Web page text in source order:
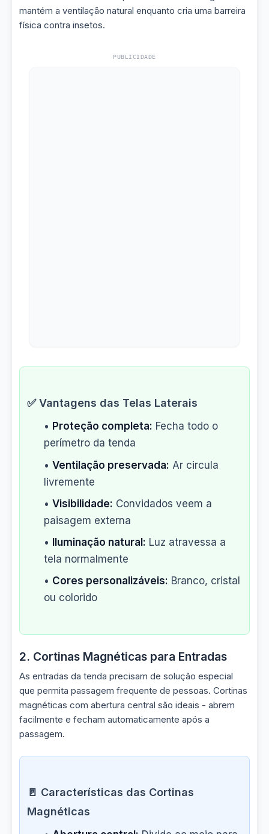
mantém a ventilação natural enquanto cria uma barreira
física contra insetos.
PUBLICIDADE
✅ Vantagens das Telas Laterais
• Proteção completa: Fecha todo o
perímetro da tenda
• Ventilação preservada: Ar circula
livremente
• Visibilidade: Convidados veem a
paisagem externa
• Iluminação natural: Luz atravessa a
tela normalmente
• Cores personalizáveis: Branco, cristal
ou colorido
2. Cortinas Magnéticas para Entradas
As entradas da tenda precisam de solução especial
que permita passagem frequente de pessoas. Cortinas
magnéticas com abertura central são ideais - abrem
facilmente e fecham automaticamente após a
passagem.
🚪 Características das Cortinas
Magnéticas